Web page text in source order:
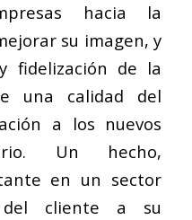
hacia la
su imagen, y
fidelización de la
una calidad del
a los nuevos
Un hecho,
en un sector
cliente a su